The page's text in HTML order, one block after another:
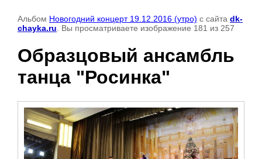
Альбом Новогодний концерт 19.12.2016 (утро) с сайта dk-
chayka.ru . Вы просматриваете изображение 181 из 257
Образцовый ансамбль
танца "Росинка"